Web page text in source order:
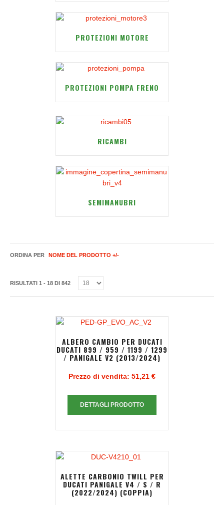
PROTEZIONI MOTORE
PROTEZIONI POMPA FRENO
RICAMBI
SEMIMANUBRI
ORDINA PER NOME DEL PRODOTTO +/-
RISULTATI 1 - 18 DI 842
ALBERO CAMBIO PER DUCATI
DUCATI 899 / 959 / 1199 / 1299
/ PANIGALE V2 (2013/2024)
Prezzo di vendita: 51,21 €
DETTAGLI PRODOTTO
ALETTE CARBONIO TWILL PER
DUCATI PANIGALE V4 / S / R
(2022/2024) (COPPIA)